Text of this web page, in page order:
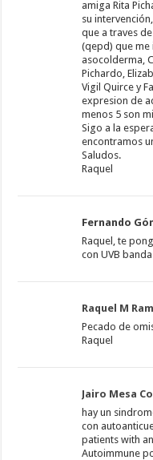
amiga Rita
su intervención,
que a traves
(qepd) que me
asocolderma,
Pichardo,
Vigil Quirce y
expresion de
menos 5 son
Sigo a la
encontramos
Saludos.
Raquel
Fernando
Raquel, te
con UVB
Raquel M
Pecado de
Raquel
Jairo Mesa
hay un
con
patients with
Autoimmune